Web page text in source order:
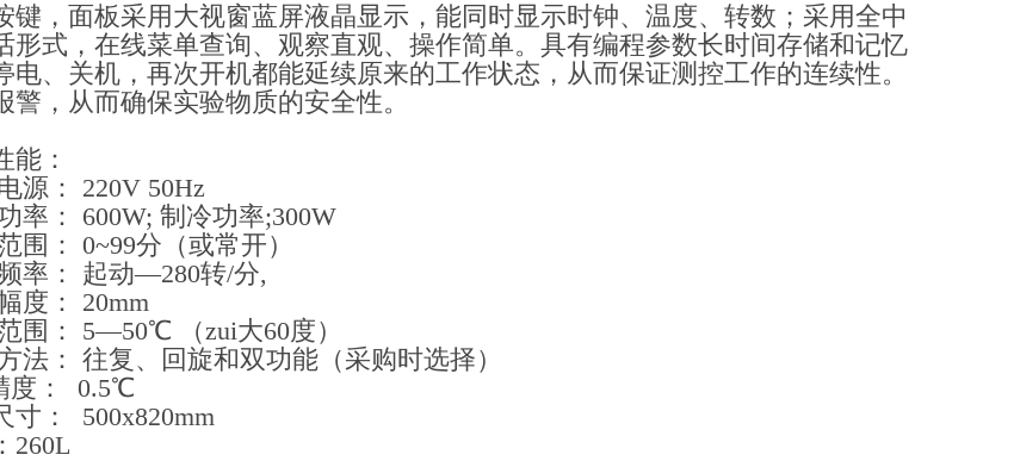
键，面板采用大视窗蓝屏液晶显示，能同时显示时钟、温度、转数；采用全中
形式，在线菜单查询、观察直观、操作简单。具有编程参数长时间存储和记忆
电、关机，再次开机都能延续原来的工作状态，从而保证测控工作的连续性。
警，从而确保实验物质的安全性。
能：
源： 220V 50Hz
率： 600W; 制冷功率;300W
围： 0~99分（或常开）
率： 起动—280转/分,
度： 20mm
围： 5—50℃ （zui大60度）
法： 往复、回旋和双功能（采购时选择）
度： 0.5℃
寸： 500x820mm
260L